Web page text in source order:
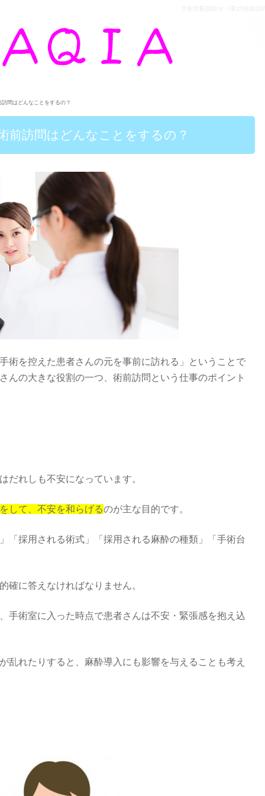
問はどんなことをするの？
前訪問はどんなことをするの？
術を控えた患者さんの元を事前に訪れる」ということで
んの大きな役割の一つ、術前訪問という仕事のポイント
だれしも不安になっています。
して、不安を和らげるのが主な目的です。
「採用される術式」「採用される麻酔の種類」「手術台
確に答えなければなりません。
手術室に入った時点で患者さんは不安・緊張感を抱え込
乱れたりすると、麻酔導入にも影響を与えることも考え